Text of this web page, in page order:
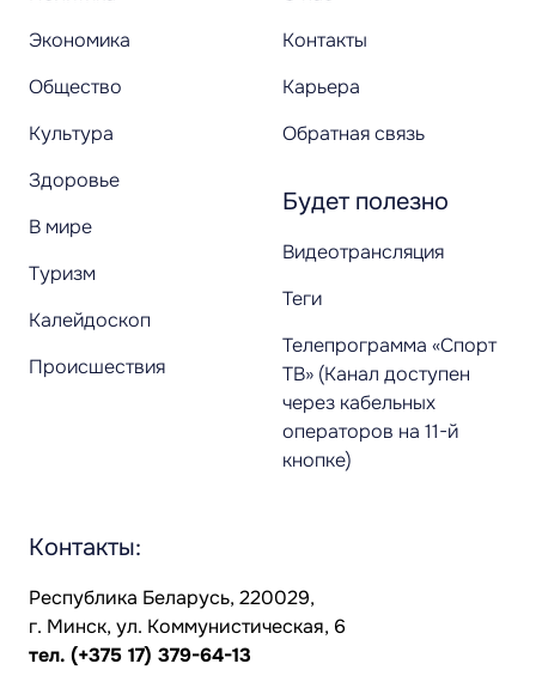
Экономика
Общество
Культура
Здоровье
В мире
Туризм
Калейдоскоп
Происшествия
Контакты
Карьера
Обратная связь
Будет полезно
Видеотрансляция
Теги
Телепрограмма «Спорт
ТВ» (Канал доступен
через кабельных
операторов на 11-й
кнопке)
Контакты:
Республика Беларусь, 220029,
г. Минск, ул. Коммунистическая, 6
тел. (+375 17) 379-64-13